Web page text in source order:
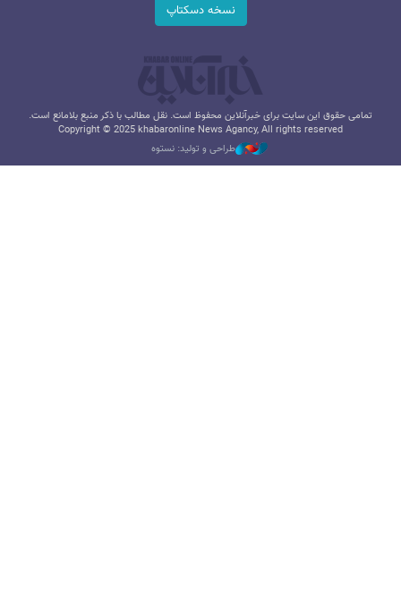
نسخه دسکتاپ
تمامی حقوق این سایت برای خبرآنلاین محفوظ است. نقل مطالب با ذکر منبع بلامانع است.
Copyright © 2025 khabaronline News Agancy, All rights reserved
طراحی و تولید: نستوه